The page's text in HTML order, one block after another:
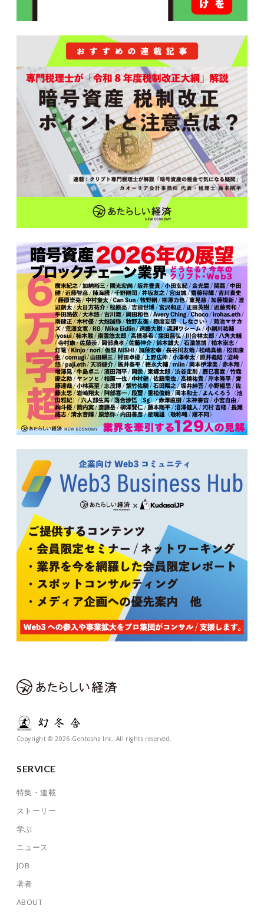
Copyright © 2026 Gentosha Inc. All rights reserved.
SERVICE
特集・連載
ストーリー
学ぶ
ニュース
JOB
著者
ABOUT